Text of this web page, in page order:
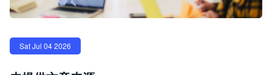
Sat Jul 04 2026